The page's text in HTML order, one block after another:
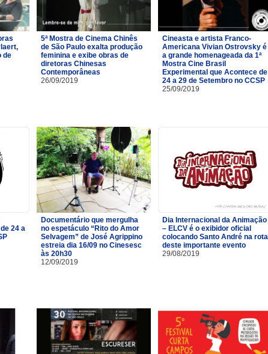
de
5ª Mostra de Cinema Chinês
de São Paulo exalta produção
feminina e exibe obras de
diretoras Chinesas
Contemporâneas
26/09/2019
Cineasta e artista Franco-
Americana Vivian Ostrovsky é
a grande homenageada da 1ª
Mostra Cine Brasil
Experimental que Acontece de
24 a 29 de Setembro no CCSP
25/09/2019
24 a
Documentário que mergulha
no espetáculo “Rito do Amor
Selvagem” de José Agrippino
estreia dia 16/09 no Cinesesc
às 20h30
12/09/2019
Dia Internacional da Animação
– ELCV é o exibidor oficial
colocando Santo André na rota
deste importante evento
29/08/2019